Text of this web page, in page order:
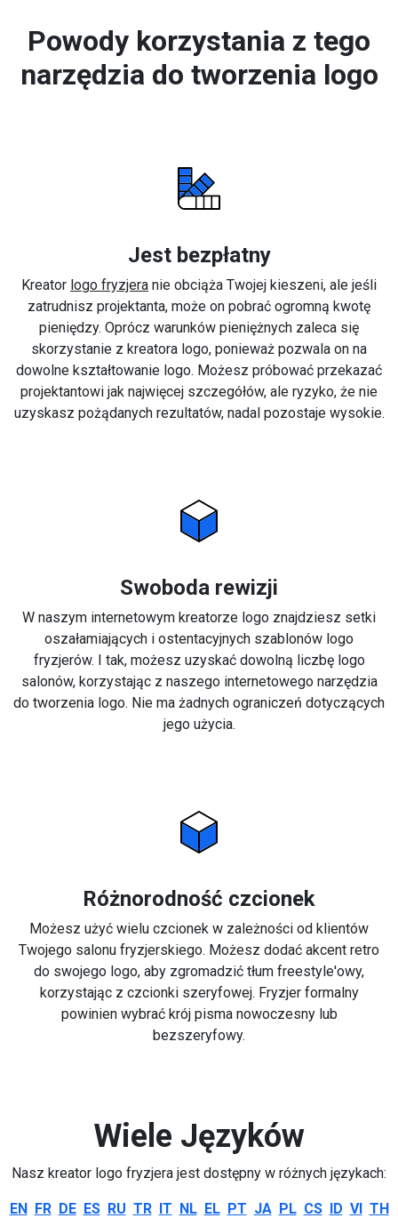
Powody korzystania z tego
narzędzia do tworzenia logo
Jest bezpłatny
Kreator logo fryzjera nie obciąża Twojej kieszeni, ale jeśli
zatrudnisz projektanta, może on pobrać ogromną kwotę
pieniędzy. Oprócz warunków pieniężnych zaleca się
skorzystanie z kreatora logo, ponieważ pozwala on na
dowolne kształtowanie logo. Możesz próbować przekazać
projektantowi jak najwięcej szczegółów, ale ryzyko, że nie
uzyskasz pożądanych rezultatów, nadal pozostaje wysokie.
Swoboda rewizji
W naszym internetowym kreatorze logo znajdziesz setki
oszałamiających i ostentacyjnych szablonów logo
fryzjerów. I tak, możesz uzyskać dowolną liczbę logo
salonów, korzystając z naszego internetowego narzędzia
do tworzenia logo. Nie ma żadnych ograniczeń dotyczących
jego użycia.
Różnorodność czcionek
Możesz użyć wielu czcionek w zależności od klientów
Twojego salonu fryzjerskiego. Możesz dodać akcent retro
do swojego logo, aby zgromadzić tłum freestyle'owy,
korzystając z czcionki szeryfowej. Fryzjer formalny
powinien wybrać krój pisma nowoczesny lub
bezszeryfowy.
Wiele Języków
Nasz kreator logo fryzjera jest dostępny w różnych językach:
EN FR DE ES RU TR IT NL EL PT JA PL CS ID VI TH